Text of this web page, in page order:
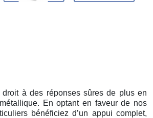
droit à des réponses sûres de plus en
En optant en faveur de nos
bénéficiez d’un appui complet,